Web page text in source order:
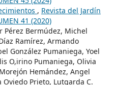
, Revista del Jardín
41 (2020)
Pérez Bermúdez, Michel
Ramírez, Armando
González Pumaniega, Yoel
O,irino Pumaniega, Olivia
Hemández, Angel
Oviedo Prieto, Lutgarda C.